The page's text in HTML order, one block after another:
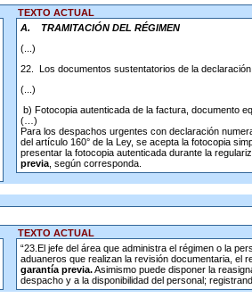
TEXTO ACTUAL
A.
TRAMITACIÓN DEL RÉGIMEN
(...)
22. Los documentos sustentatorios de la
(...)
b) Fotocopia autenticada de la factura, documento
(…)
Para los despachos urgentes con declaración
del artículo 160° de la Ley, se acepta la fotocopia
presentar la fotocopia autenticada durante la
previa, según corresponda.
TEXTO ACTUAL
“23.El jefe del área que administra el régimen o la
aduaneros que realizan la revisión documentaria, el
garantía previa.Asimismo puede disponer la
despacho y a la disponibilidad del personal;